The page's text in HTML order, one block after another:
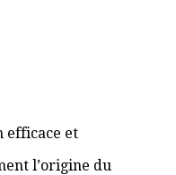
efficace et
l’origine du